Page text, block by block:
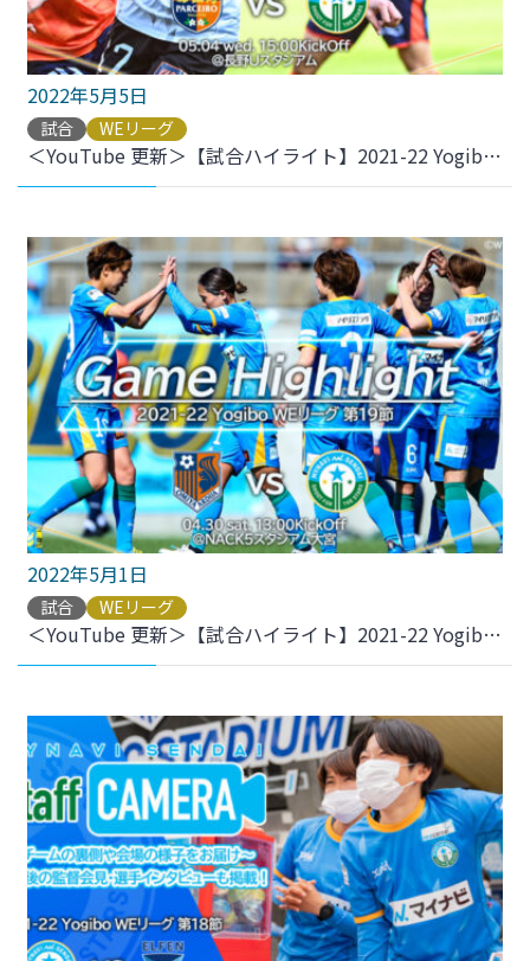
2022年5月5日
試合 WEリーグ
＜YouTube 更新＞【試合ハイライト】2021-22 YogiboWEリーグ 第11節 vs.AC長野パルセイロ・レディース をアップしました
2022年5月1日
試合 WEリーグ
＜YouTube 更新＞【試合ハイライト】2021-22 YogiboWEリーグ 第19節 vs.大宮アルディージャVENTUS をアップしました